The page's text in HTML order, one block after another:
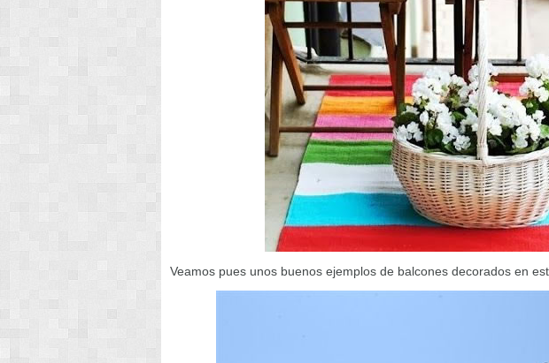
Veamos pues unos buenos ejemplos de balcones decorados en